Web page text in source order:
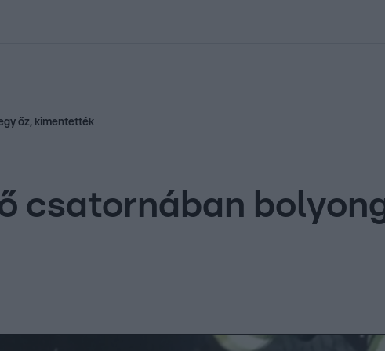
őz, kimentették
csatornában